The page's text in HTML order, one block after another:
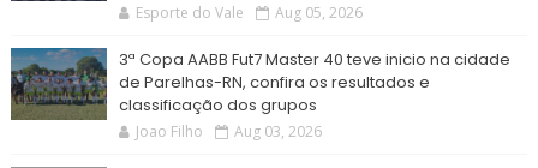
Esporte do Vale Aug 05, 2026
3ª Copa AABB Fut7 Master 40 teve inicio na cidade
de Parelhas-RN, confira os resultados e
classificação dos grupos
Joao Filho Aug 03, 2026